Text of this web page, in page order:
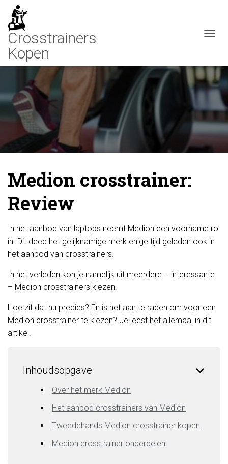
I
G
A
I
S
Medion crosstrainer:
Review
In het aanbod van laptops neemt Medion een voorname rol
in. Dit deed het gelijknamige merk enige tijd geleden ook in
het aanbod van crosstrainers.
In het verleden kon je namelijk uit meerdere – interessante
– Medion crosstrainers kiezen.
Hoe zit dat nu precies? En is het aan te raden om voor een
Medion crosstrainer te kiezen? Je leest het allemaal in dit
artikel.
Inhoudsopgave
Over het merk Medion
Het aanbod crosstrainers van Medion
Tweedehands Medion crosstrainer kopen
Medion crosstrainer onderdelen